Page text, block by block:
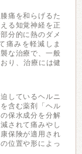
痛を和らげるた
る知覚神経を正
分的に熱のダメ
痛みを軽減しま
な治療で、一般
り、治療には健
しているヘルニ
含む薬剤「ヘル
保水成分を分解
されて痛みやし
保険が適用され
位置や形によっ